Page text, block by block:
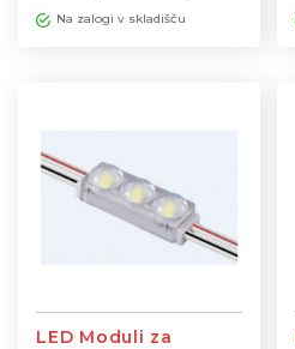
Na zalogi v skladišču
LED Moduli za